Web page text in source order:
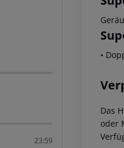
23:59
•
Das
oder